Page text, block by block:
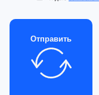
Отправить